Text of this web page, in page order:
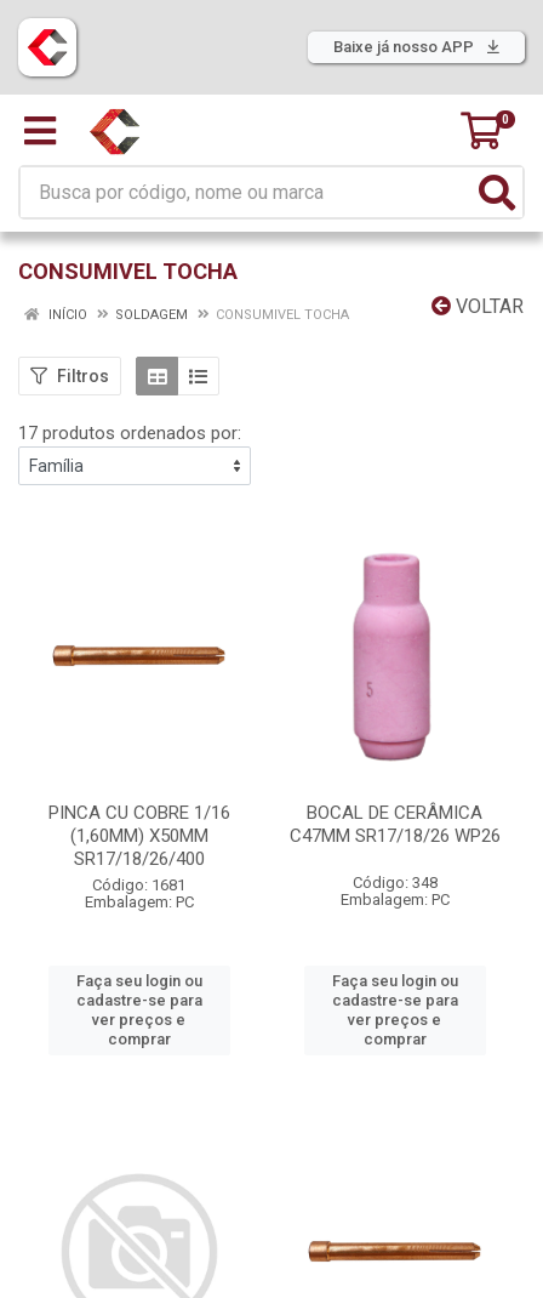
Baixe já nosso APP
0
CONSUMIVEL TOCHA
VOLTAR
INÍCIO SOLDAGEM CONSUMIVEL TOCHA
Filtros
17 produtos ordenados por:
PINCA CU COBRE 1/16
(1,60MM) X50MM
SR17/18/26/400
Código: 1681
Embalagem: PC
Faça seu login ou
cadastre-se para
ver preços e
comprar
BOCAL DE CERÂMICA
C47MM SR17/18/26 WP26
Código: 348
Embalagem: PC
Faça seu login ou
cadastre-se para
ver preços e
comprar